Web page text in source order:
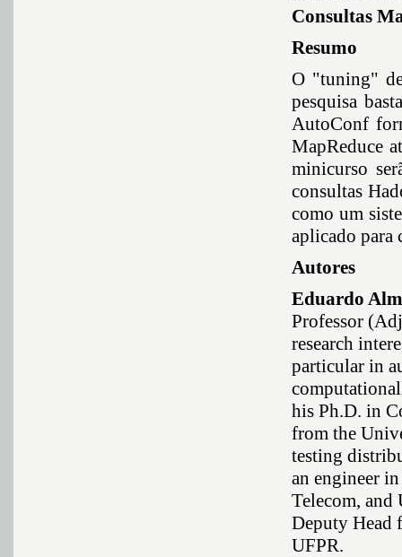
Consultas
Resumo
O "tuning"
pesquisa
AutoConf
MapReduce
minicurso
consultas
como um
aplicado para
Autores
Eduardo
Professor
research
particular in
his Ph.D. in
from the
testing
an engineer
Telecom, and
Deputy Head
UFPR.